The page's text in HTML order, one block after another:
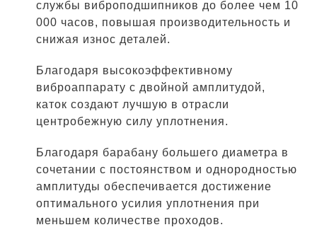
службы виброподшипников до более чем 10
000 часов, повышая производительность и
снижая износ деталей.
Благодаря высокоэффективному
виброаппарату с двойной амплитудой,
каток создают лучшую в отрасли
центробежную силу уплотнения.
Благодаря барабану большего диаметра в
сочетании с постоянством и однородностью
амплитуды обеспечивается достижение
оптимального усилия уплотнения при
меньшем количестве проходов.